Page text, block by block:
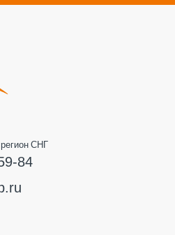
СНГ
84